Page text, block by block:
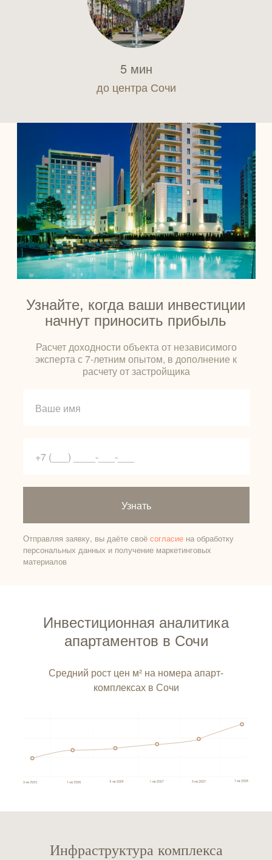
5 мин
до центра Сочи
Узнать
Отправляя заявку, вы даёте своё согласиена обработку
персональных данных и получение маркетинговых
материалов
Расчет доходности объекта от независимого
эксперта с 7-летним опытом, в дополнение к
расчету от застройщика
Узнайте, когда ваши инвестиции
начнут приносить прибыль
Инвестиционная аналитика
апартаментов в Сочи
Средний рост цен м² на номера апарт-
комплексах в Сочи
Инфраструктура комплекса